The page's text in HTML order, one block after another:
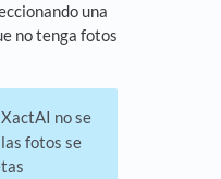
una
no tenga fotos
XactAI no se
fotos se